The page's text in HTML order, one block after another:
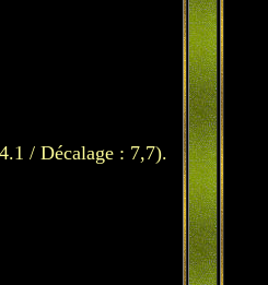
/ Décalage : 7,7).